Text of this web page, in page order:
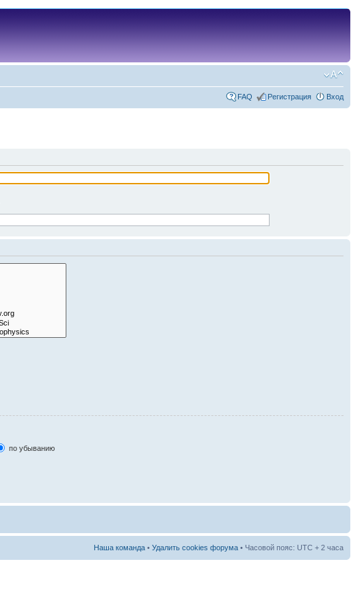
FAQ Регистрация Вход
по убыванию
Наша команда • Удалить cookies форума • Часовой пояс: UTC + 2 часа